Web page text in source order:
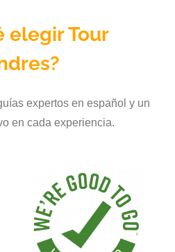
elegir Tour
expertos en español y un
en cada experiencia.